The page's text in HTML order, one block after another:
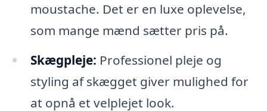
moustache. Det er en luxe oplevelse,
som mange mænd sætter pris på.
Skægpleje: Professionel pleje og
styling af skægget giver mulighed for
at opnå et velplejet look.